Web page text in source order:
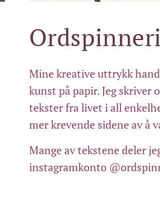
Mine kreative uttrykk
kunst på papir. Jeg skriver
tekster fra livet i all
mer krevende sidene av å
Mange av tekstene deler
instagramkonto